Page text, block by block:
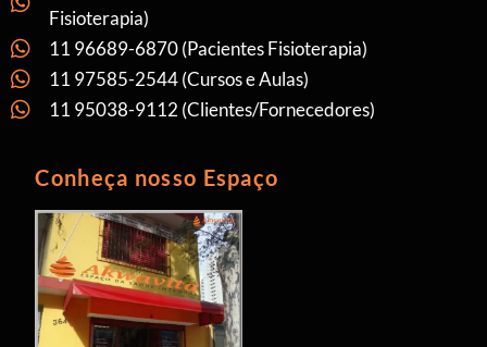
Fisioterapia)
11 96689-6870 (Pacientes Fisioterapia)
11 97585-2544 (Cursos e Aulas)
11 95038-9112 (Clientes/Fornecedores)
Conheça nosso Espaço